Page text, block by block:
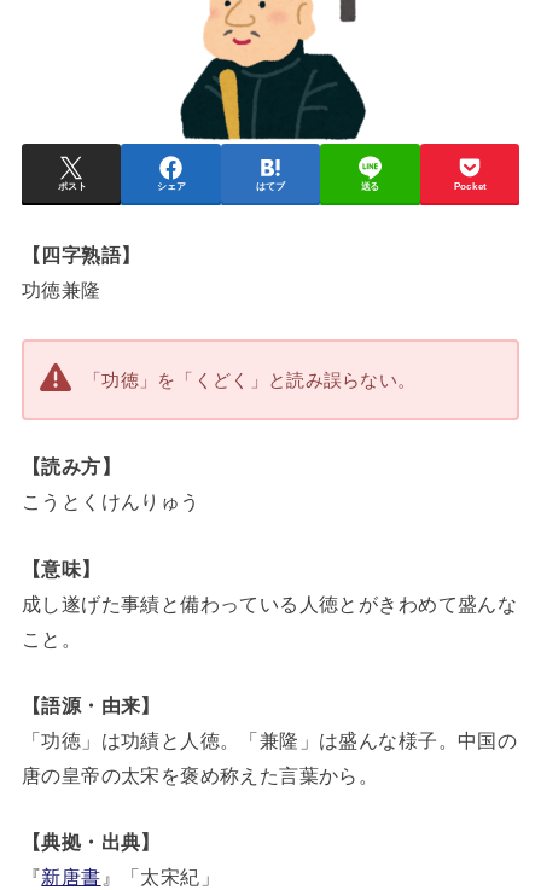
ポスト シェア はてブ 送る Pocket
【四字熟語】
功徳兼隆
「功徳」を「くどく」と読み誤らない。
【読み方】
こうとくけんりゅう
【意味】
成し遂げた事績と備わっている人徳とがきわめて盛んな
こと。
【語源・由来】
「功徳」は功績と人徳。「兼隆」は盛んな様子。中国の
唐の皇帝の太宋を褒め称えた言葉から。
【典拠・出典】
『新唐書 』「太宋紀」